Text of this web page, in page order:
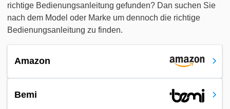
richtige Bedienungsanleitung gefunden? Dan suchen Sie
nach dem Model oder Marke um dennoch die richtige
Bedienungsanleitung zu finden.
Amazon
Bemi